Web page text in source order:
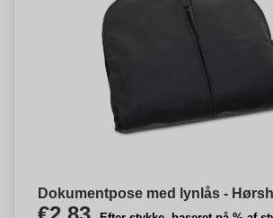
Dokumentpose med lynlås -